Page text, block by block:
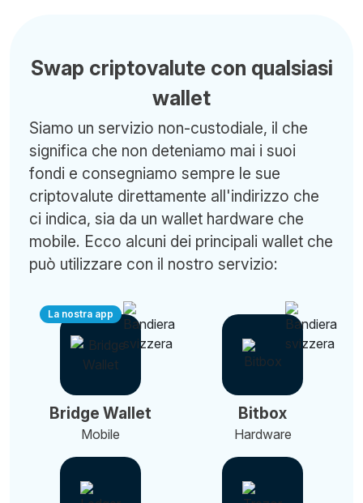
Swap criptovalute con qualsiasi
wallet
Siamo un servizio non-custodiale, il che
significa che non deteniamo mai i suoi
fondi e consegniamo sempre le sue
criptovalute direttamente all'indirizzo che
ci indica, sia da un wallet hardware che
mobile. Ecco alcuni dei principali wallet che
può utilizzare con il nostro servizio:
La nostra app
Bridge Wallet
Mobile
Bitbox
Hardware